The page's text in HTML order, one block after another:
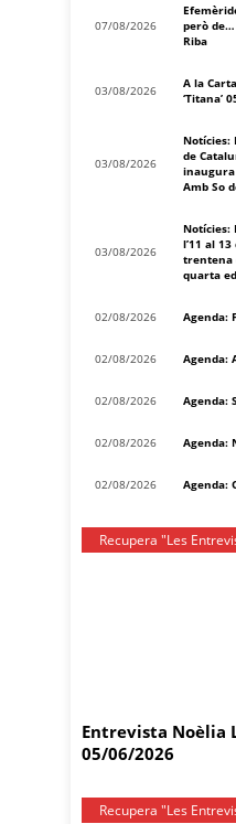
07/08/2026
però
Riba
03/08/2026
A la
‘Titana’
03/08/2026
Notícies:
de
inaugura
Amb So
03/08/2026
Notícies:
l’11 al
trentena
quarta
02/08/2026 Agenda:
02/08/2026 Agenda:
02/08/2026 Agenda:
02/08/2026 Agenda:
02/08/2026 Agenda:
Recupera "Les
Entrevista Noèlia
05/06/2026
Recupera "Les